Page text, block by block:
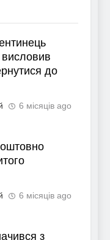
до
6 місяців ago
6 місяців ago
з